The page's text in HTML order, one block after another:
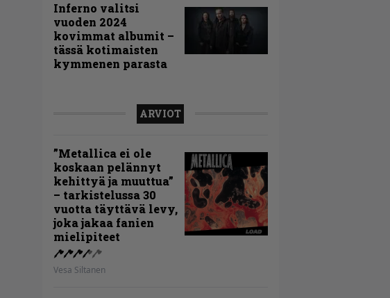
Inferno valitsi
vuoden 2024
kovimmat albumit –
tässä kotimaisten
kymmenen parasta
ARVIOT
”Metallica ei ole
koskaan pelännyt
kehittyä ja muuttua”
– tarkistelussa 30
vuotta täyttävä levy,
joka jakaa fanien
mielipiteet
Vesa Siltanen